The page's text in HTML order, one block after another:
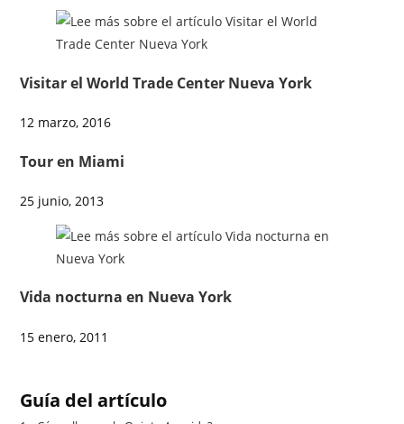
Visitar el World Trade Center Nueva York
12 marzo, 2016
Tour en Miami
25 junio, 2013
Vida nocturna en Nueva York
15 enero, 2011
Guía del artículo